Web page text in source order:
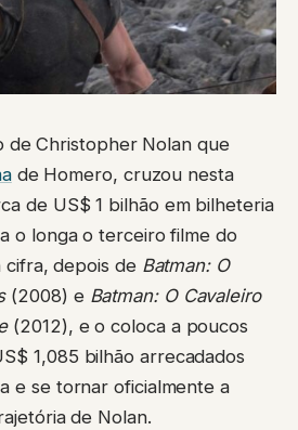
de Christopher Nolan que
de Homero, cruzou nesta
de US$ 1 bilhão em bilheteria
o longa o terceiro filme do
cifra, depois de Batman: O
(2008) e Batman: O Cavaleiro
(2012), e o coloca a poucos
1,085 bilhão arrecadados
e se tornar oficialmente a
de Nolan.